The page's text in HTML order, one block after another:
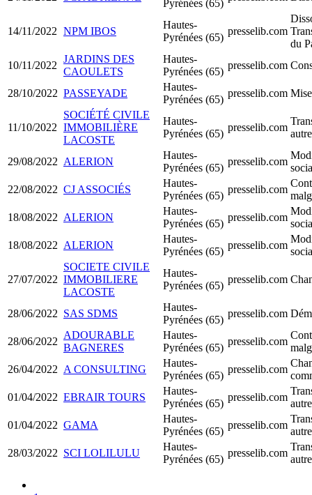
Pyrénées (65)
14/11/2022 NPM IBOS
Hautes-
Pyrénées (65)
presselib.com
du
10/11/2022
JARDINS DES
CAOULETS
Hautes-
Pyrénées (65)
presselib.com
28/10/2022 PASSEYADE
Hautes-
Pyrénées (65)
presselib.com
11/10/2022
SOCIÉTÉ CIVILE
IMMOBILIÈRE
LACOSTE
Hautes-
Pyrénées (65)
presselib.com
29/08/2022 ALERION
Hautes-
Pyrénées (65)
presselib.com
22/08/2022 CJ ASSOCIÉS
Hautes-
Pyrénées (65)
presselib.com
18/08/2022 ALERION
Hautes-
Pyrénées (65)
presselib.com
18/08/2022 ALERION
Hautes-
Pyrénées (65)
presselib.com
27/07/2022
SOCIETE CIVILE
IMMOBILIERE
LACOSTE
Hautes-
Pyrénées (65)
presselib.com
28/06/2022 SAS SDMS
Hautes-
Pyrénées (65)
presselib.com
28/06/2022
ADOURABLE
BAGNERES
Hautes-
Pyrénées (65)
presselib.com
26/04/2022 A CONSULTING
Hautes-
Pyrénées (65)
presselib.com
01/04/2022 EBRAIR TOURS
Hautes-
Pyrénées (65)
presselib.com
01/04/2022 GAMA
Hautes-
Pyrénées (65)
presselib.com
28/03/2022 SCI LOLILULU
Hautes-
Pyrénées (65)
presselib.com